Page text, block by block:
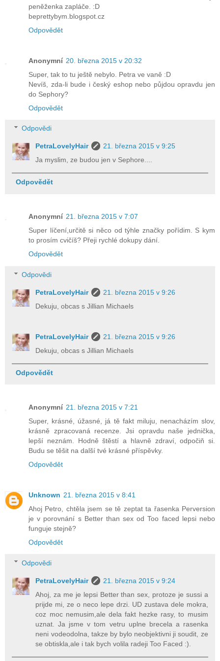
peněženka zapláče. :D
beprettybym.blogspot.cz
Odpovědět
Anonymní 20. března 2015 v 20:32
Super, tak to tu ještě nebylo. Petra ve vaně :D
Nevíš, zda-li bude i český eshop nebo půjdou opravdu jen
do Sephory?
Odpovědět
Odpovědi
PetraLovelyHair
21. března 2015 v 9:25
Ja myslim, ze budou jen v Sephore....
Odpovědět
Anonymní 21. března 2015 v 7:07
Super líčení,určitě si něco od týhle značky pořídim. S kym
to prosím cvičíš? Přeji rychlé dokupy dání.
Odpovědět
Odpovědi
PetraLovelyHair
21. března 2015 v 9:26
Dekuju, obcas s Jillian Michaels
PetraLovelyHair
21. března 2015 v 9:26
Dekuju, obcas s Jillian Michaels
Odpovědět
Anonymní 21. března 2015 v 7:21
Super, krásné, úžasné, já tě fakt miluju, nenacházím slov,
krásně zpracovaná recenze. Jsi opravdu naše jednička,
lepší neznám. Hodně štěstí a hlavně zdraví, odpočiň si.
Budu se těšit na další tvé krásné příspěvky.
Odpovědět
Unknown 21. března 2015 v 8:41
Ahoj Petro, chtěla jsem se tě zeptat ta řasenka Perversion
je v porovnání s Better than sex od Too faced lepsi nebo
funguje stejně?
Odpovědět
Odpovědi
PetraLovelyHair
21. března 2015 v 9:24
Ahoj, za me je lepsi Better than sex, protoze je sussi a
prijde mi, ze o neco lepe drzi. UD zustava dele mokra,
coz moc nemusim,ale dela fakt hezke rasy, to musim
uznat. Ja jsme v tom vetru uplne brecela a rasenka
neni vodeodolna, takze by bylo neobjektivni ji soudit, ze
se obtiskla,ale i tak bych volila radeji Too Faced :).